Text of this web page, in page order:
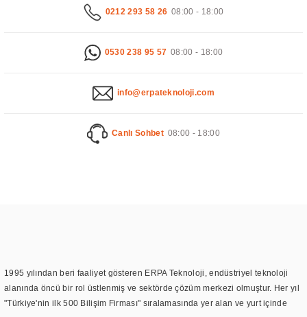
0212 293 58 26 08:00 - 18:00
0530 238 95 57 08:00 - 18:00
info@erpateknoloji.com
Canlı Sohbet 08:00 - 18:00
1995 yılından beri faaliyet gösteren ERPA Teknoloji, endüstriyel teknoloji
alanında öncü bir rol üstlenmiş ve sektörde çözüm merkezi olmuştur. Her yıl
"Türkiye'nin ilk 500 Bilişim Firması" sıralamasında yer alan ve yurt içinde